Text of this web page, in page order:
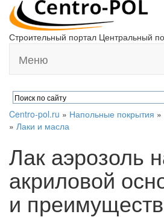
Строительный портал Центральный
Меню
Centro-pol.ru » Напольные покрытия »
» Лаки и масла
Лак аэрозоль
акриловой
и